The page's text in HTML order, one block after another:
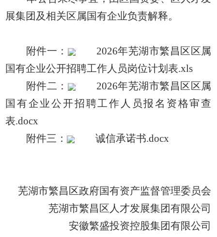
展集团及相关区属国有企业负责解释。
附件一 ：
2026年芜湖市繁昌区区属
国有企业公开招聘工作人员岗位计划表.xls
附件二：
2026年芜湖市繁昌区区属
国有企业公开招聘工作人员报名资格审查
表.docx
附件三： 诚信承诺书.docx
芜湖市繁昌区政府国有资产监督管理委员会
芜湖市繁昌区人才发展集团有限公司
安徽繁盛投资控股集团有限公司